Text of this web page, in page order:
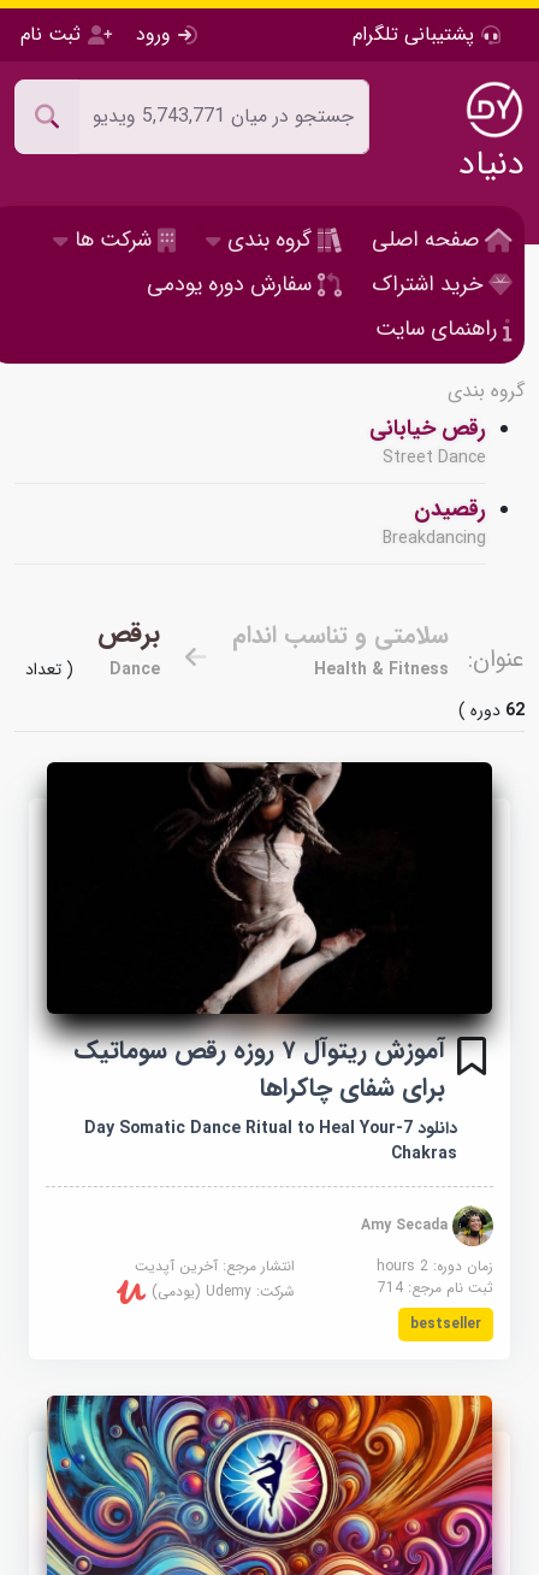
پشتیبانی تلگرام ورود ثبت نام
دنیاد
صفحه اصلی گروه بندی
شرکت ها
خرید اشتراک
سفارش دوره یودمی
راهنمای سایت
گروه بندی
رقص خیابانی
Street Dance
رقصیدن
Breakdancing
عنوان:
سلامتی و تناسب اندام
Health & Fitness
برقص
Dance
( تعداد
62دوره )
آموزش ریتوآل ۷ روزه رقص سوماتیک
برای شفای چاکراها
دانلود 7-Day Somatic Dance Ritual to Heal Your
Chakras
Amy Secada
زمان دوره: 2 hours
انتشار مرجع:آخرین آپدیت
ثبت نام مرجع:714 شرکت:Udemy (یودمی)
bestseller